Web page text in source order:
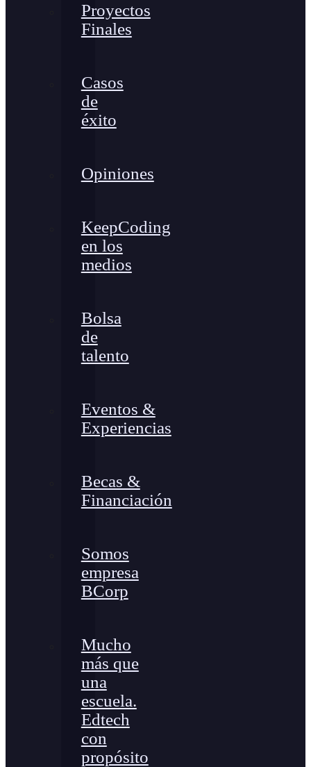
Proyectos
Finales
Casos
de
éxito
Opiniones
KeepCoding
en los
medios
Bolsa
de
talento
Eventos &
Experiencias
Becas &
Financiación
Somos
empresa
BCorp
Mucho
más que
una
escuela.
Edtech
con
propósito